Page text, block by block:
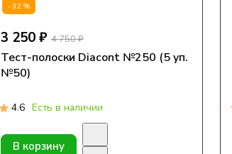
-32%
3 250 ₽ 4 750 ₽
Тест-полоски Diacont №250 (5 уп.
№50)
4.6 Есть в наличии
В корзину